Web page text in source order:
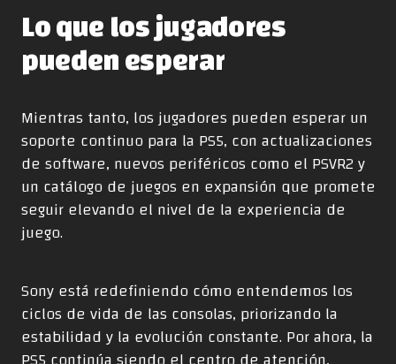
Lo que los jugadores
pueden esperar
Mientras tanto, los jugadores pueden esperar un
soporte continuo para la PS5, con actualizaciones
de software, nuevos periféricos como el PSVR2 y
un catálogo de juegos en expansión que promete
seguir elevando el nivel de la experiencia de
juego.
Sony está redefiniendo cómo entendemos los
ciclos de vida de las consolas, priorizando la
estabilidad y la evolución constante. Por ahora, la